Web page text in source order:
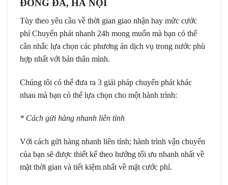
ĐỐNG ĐA, HÀ NỘI
Tùy theo yêu cầu về thời gian giao nhận hay mức cước
phí Chuyển phát nhanh 24h mong muốn mà bạn có thể
cân nhắc lựa chọn các phương án dịch vụ trong nước phù
hợp nhất với bản thân mình.
Chúng tôi có thể đưa ra 3 giải pháp chuyển phát khác
nhau mà bạn có thể lựa chọn cho một hành trình:
* Cách gửi hàng nhanh liên tỉnh
Với cách gửi hàng nhanh liên tỉnh; hành trình vận chuyển
của bạn sẽ được thiết kế theo hướng tối ưu nhanh nhất về
mặt thời gian và tiết kiệm nhất về mặt cước phí.